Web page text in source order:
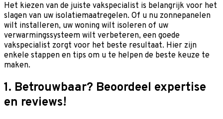
Het kiezen van de juiste vakspecialist is belangrijk voor het
slagen van uw isolatiemaatregelen. Of u nu zonnepanelen
wilt installeren, uw woning wilt isoleren of uw
verwarmingssysteem wilt verbeteren, een goede
vakspecialist zorgt voor het beste resultaat. Hier zijn
enkele stappen en tips om u te helpen de beste keuze te
maken.
1. Betrouwbaar? Beoordeel expertise
en reviews!